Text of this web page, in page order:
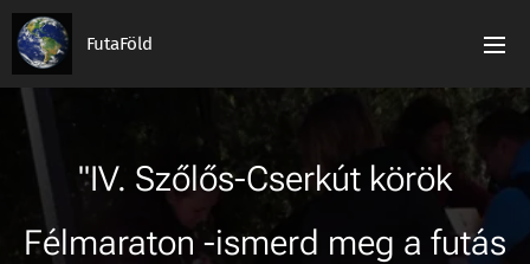
FutaFöld
"IV. Szőlős-Cserkút körök
Félmaraton -ismerd meg a futás